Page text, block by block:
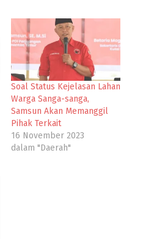
Soal Status Kejelasan Lahan
Warga Sanga-sanga,
Samsun Akan Memanggil
Pihak Terkait
16 November 2023
dalam "Daerah"